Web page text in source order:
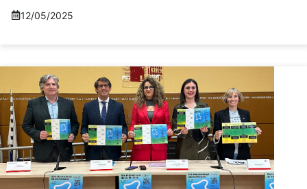
12/05/2025